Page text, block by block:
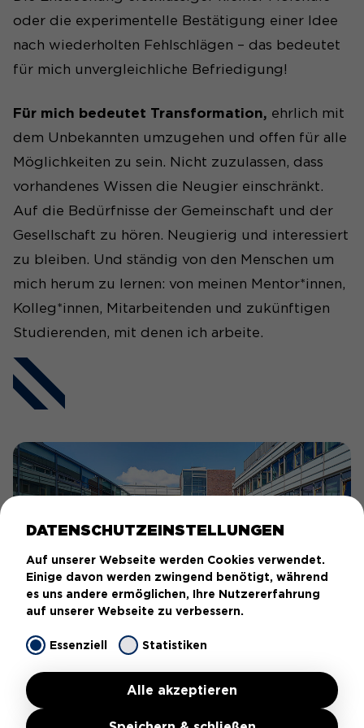
oder die experimentelle Bestätigung einer Idee
nach wiederholten Fehlschlägen – das bedeutet
für mich unvergleichliche Befriedigung!
Für mich bedeutet Transformation, ehrlich mit
dem Unbekannten umzugehen und offen für alle
Möglichkeiten zu sein. Nicht zuzulassen, dass
vorhandenes Wissen die Neugier einschränkt.
Auf die Bedürfnisse der Gemeinschaft und der
Gesellschaft zu hören. Neugierig und interessiert
zu bleiben. Und ständig von den Menschen um
mich herum zu lernen: von meinen Mentor*innen,
Kolleg*innen, Mitarbeitenden und zukünftigen
Studierenden, mit denen ich arbeite.
Peng Wu ist Gruppenleiter der Chemischen
Biologie im Zentrum für Chemische Genomik
des Max-Planck-Instituts für Molekulare
Physiologie. Bild: MPI für molekulare
DATENSCHUTZEINSTELLUNGEN
Auf unserer Webseite werden Cookies verwendet.
Einige davon werden zwingend benötigt, während
es uns andere ermöglichen, Ihre Nutzererfahrung
auf unserer Webseite zu verbessern.
Essenziell Statistiken
Alle akzeptieren